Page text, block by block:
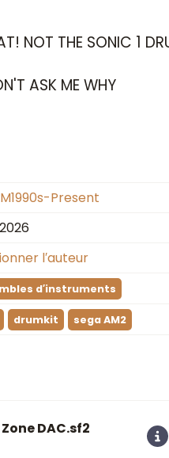
NOT THE SONIC 1
ASK ME WHY
Present
l′auteur
d′instruments
drumkit sega AM2
DAC.sf2